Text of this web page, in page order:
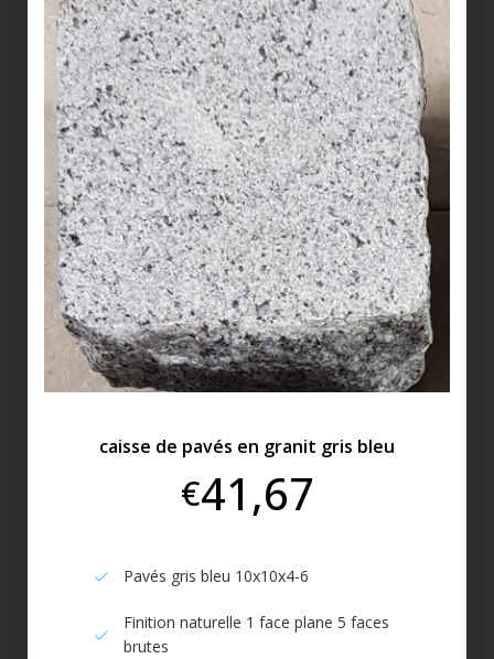
caisse de pavés en granit gris bleu
€41,67
Pavés gris bleu 10x10x4-6
Finition naturelle 1 face plane 5 faces
brutes